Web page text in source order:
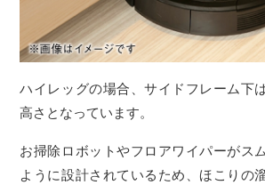
ハイレッグの場合、サイドフレーム下
高さとなっています。
お掃除ロボットやフロアワイパーがス
ように設計されているため、ほこりの